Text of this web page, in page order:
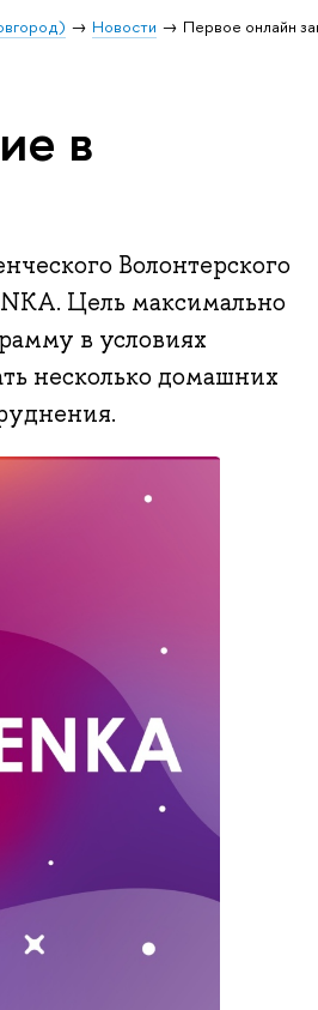
Новости Первое онлайн
в
Волонтерского
Цель максимально
в условиях
несколько домашних